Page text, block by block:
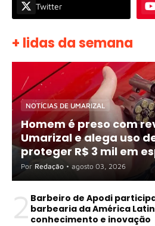
Twitter
+ lidas da semana
NOTÍCIAS DE UMARIZAL
Homem é preso com
Umarizal e alega uso
proteger R$ 3 mil em
Por Redação • agosto 03, 2026
2 Barbeiro de Apodi
barbearia da América
conhecimento e inovação